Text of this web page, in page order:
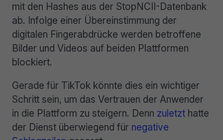
mit den Hashes aus der StopNCII-Datenbank
ab. Infolge einer Übereinstimmung der
digitalen Fingerabdrücke werden betroffene
Bilder und Videos auf beiden Plattformen
blockiert.
Gerade für TikTok könnte dies ein wichtiger
Schritt sein, um das Vertrauen der Anwender
in die Plattform zu steigern. Denn zuletzt hatte
der Dienst überwiegend für negative